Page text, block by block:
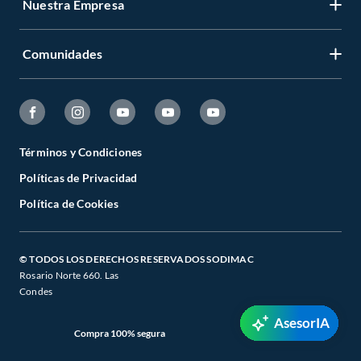
Nuestra Empresa
Comunidades
Términos y Condiciones
Políticas de Privacidad
Política de Cookies
© TODOS LOS DERECHOS RESERVADOS SODIMAC
Rosario Norte 660. Las
Condes
Compra 100% segura
AsesorIA